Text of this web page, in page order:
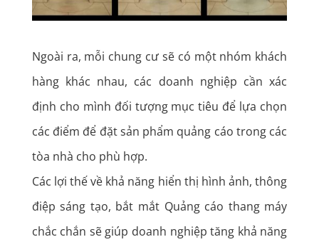
Ngoài ra, mỗi chung cư sẽ có một nhóm khách
hàng khác nhau, các doanh nghiệp cần xác
định cho mình đối tượng mục tiêu để lựa chọn
các điểm để đặt sản phẩm quảng cáo trong các
tòa nhà cho phù hợp.
Các lợi thế về khả năng hiển thị hình ảnh, thông
điệp sáng tạo, bắt mắt Quảng cáo thang máy
chắc chắn sẽ giúp doanh nghiệp tăng khả năng